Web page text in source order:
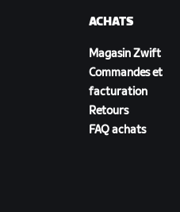
ACHATS
Magasin Zwift
Commandes et
facturation
Retours
FAQ achats